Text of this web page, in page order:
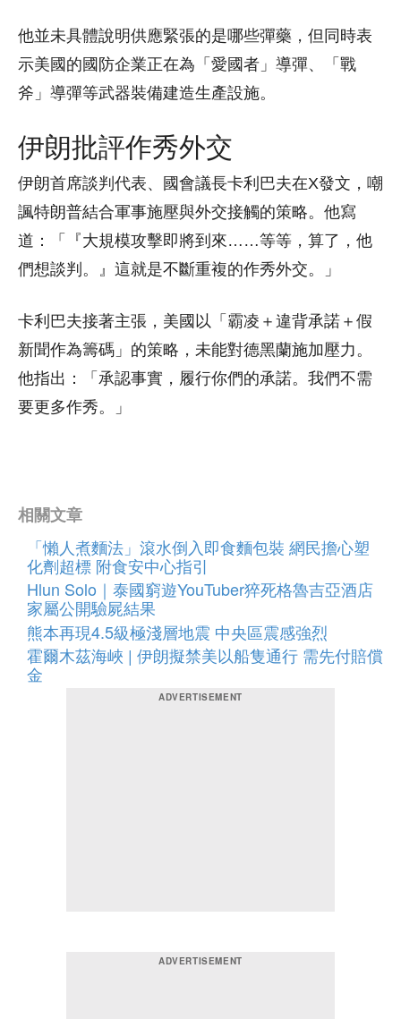
他並未具體說明供應緊張的是哪些彈藥，但同時表
示美國的國防企業正在為「愛國者」導彈、「戰
斧」導彈等武器裝備建造生產設施。
伊朗批評作秀外交
伊朗首席談判代表、國會議長卡利巴夫在X發文，嘲
諷特朗普結合軍事施壓與外交接觸的策略。他寫
道：「『大規模攻擊即將到來……等等，算了，他
們想談判。』這就是不斷重複的作秀外交。」
卡利巴夫接著主張，美國以「霸凌＋違背承諾＋假
新聞作為籌碼」的策略，未能對德黑蘭施加壓力。
他指出：「承認事實，履行你們的承諾。我們不需
要更多作秀。」
相關文章
「懶人煮麵法」滾水倒入即食麵包裝 網民擔心塑
化劑超標 附食安中心指引
Hlun Solo｜泰國窮遊YouTuber猝死格魯吉亞酒店
家屬公開驗屍結果
熊本再現4.5級極淺層地震 中央區震感強烈
霍爾木茲海峽 | 伊朗擬禁美以船隻通行 需先付賠償
金